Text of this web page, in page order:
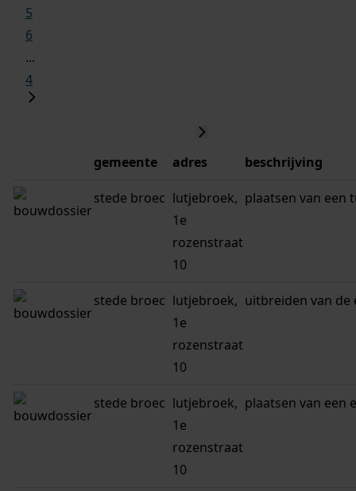
5
6
...
4
gemeente adres beschrijving
stede broec lutjebroek,
1e
rozenstraat
10
plaatsen van een
stede broec lutjebroek,
1e
rozenstraat
10
uitbreiden van de
stede broec lutjebroek,
1e
rozenstraat
10
plaatsen van een